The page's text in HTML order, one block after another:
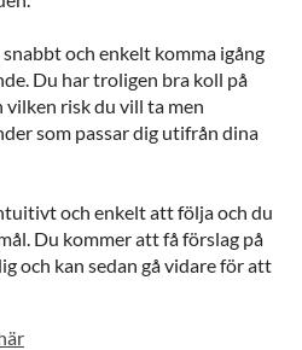
och enkelt komma igång
Du har troligen bra koll på
vilken risk du vill ta men
som passar dig utifrån dina
och enkelt att följa och du
Du kommer att få förslag på
och kan sedan gå vidare för att